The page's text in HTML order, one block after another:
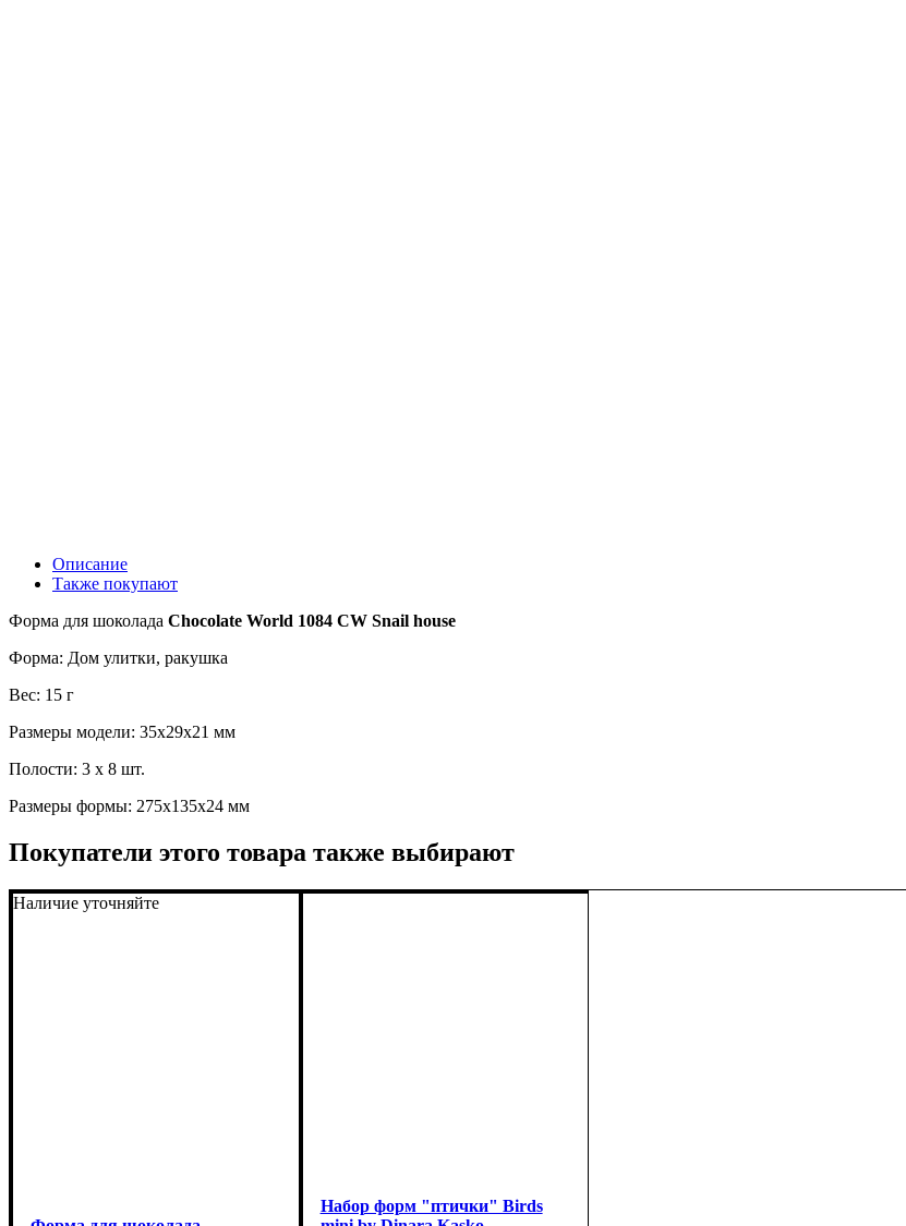
Описание
Также покупают
Форма для шоколада Chocolate World 1084 CW Snail house
Форма: Дом улитки, ракушка
Вес: 15 г
Размеры модели: 35x29x21 мм
Полости: 3 x 8 шт.
Размеры формы: 275x135x24 мм
Покупатели этого товара также выбирают
Наличие уточняйте
Набор форм "птички" Birds